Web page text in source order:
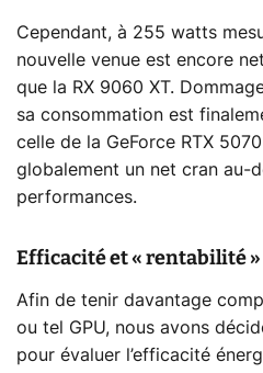
Cependant, à 255 watts
nouvelle venue est encore
que la RX 9060 XT.
sa consommation est
celle de la GeForce RTX
globalement un net cran au-
performances.
Efficacité et « rentabilité »
Afin de tenir davantage
ou tel GPU, nous avons
pour évaluer l’efficacité